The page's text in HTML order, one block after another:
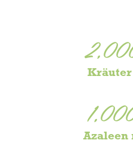
Kräuter
Azaleen